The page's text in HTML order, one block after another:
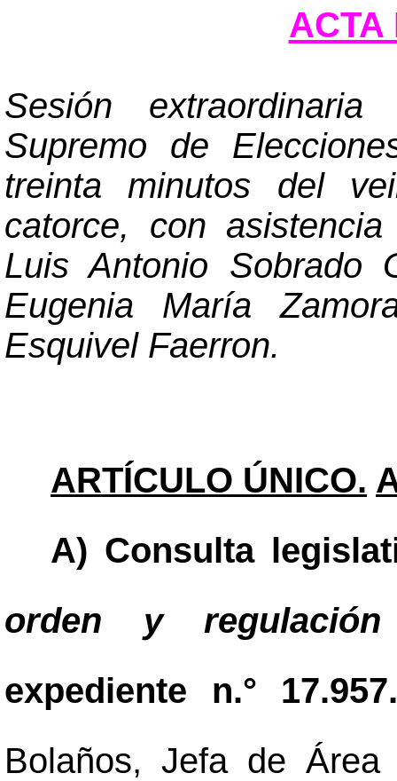
ACTA
Sesión
Supremo de
treinta minutos del
catorce, con
Luis Antonio
Eugenia María
Esquivel Faerron.
ARTÍCULO ÚNICO.
A) Consulta
orden y
expediente n.°
Bolaños, Jefa de